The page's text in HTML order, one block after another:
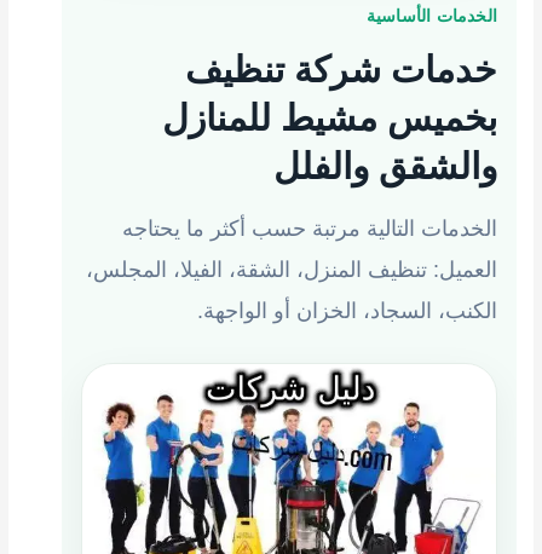
الخدمات الأساسية
خدمات شركة تنظيف
بخميس مشيط للمنازل
والشقق والفلل
الخدمات التالية مرتبة حسب أكثر ما يحتاجه
العميل: تنظيف المنزل، الشقة، الفيلا، المجلس،
الكنب، السجاد، الخزان أو الواجهة.